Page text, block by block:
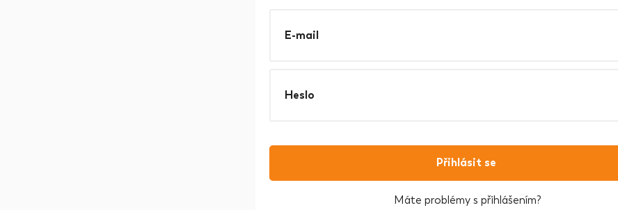
E-mail
Heslo
Přihlásit se
Máte problémy s přihlášením?